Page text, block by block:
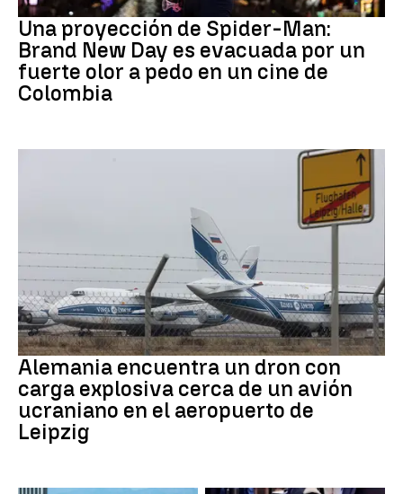
Pedo Spiderman
Una proyección de Spider-Man:
Brand New Day es evacuada por un
fuerte olor a pedo en un cine de
Colombia
Dron Ucrania
Alemania encuentra un dron con
carga explosiva cerca de un avión
ucraniano en el aeropuerto de
Leipzig